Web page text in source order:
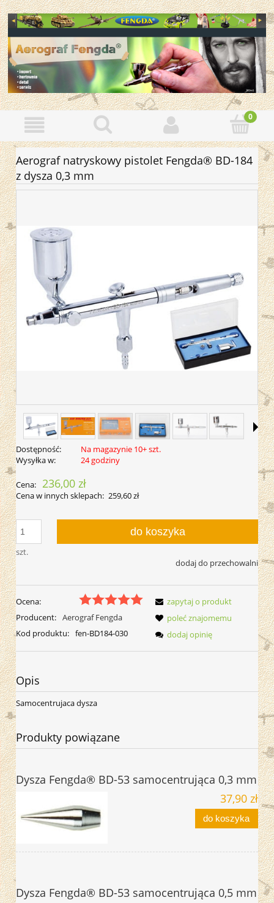
Aerograf natryskowy pistolet Fengda® BD-184
z dysza 0,3 mm
Dostępność:
Na magazynie 10+ szt.
Wysyłka w:
24 godziny
Cena: 236,00 zł
Cena w innych sklepach: 259,60 zł
szt.
do koszyka
dodaj do przechowalni
Ocena:
Producent: Aerograf Fengda
Kod produktu: fen-BD184-030
zapytaj o produkt
poleć znajomemu
dodaj opinię
Opis
Samocentrujaca dysza
Produkty powiązane
Dysza Fengda® BD-53 samocentrująca 0,3 mm
37,90 zł
do koszyka
Dysza Fengda® BD-53 samocentrująca 0,5 mm